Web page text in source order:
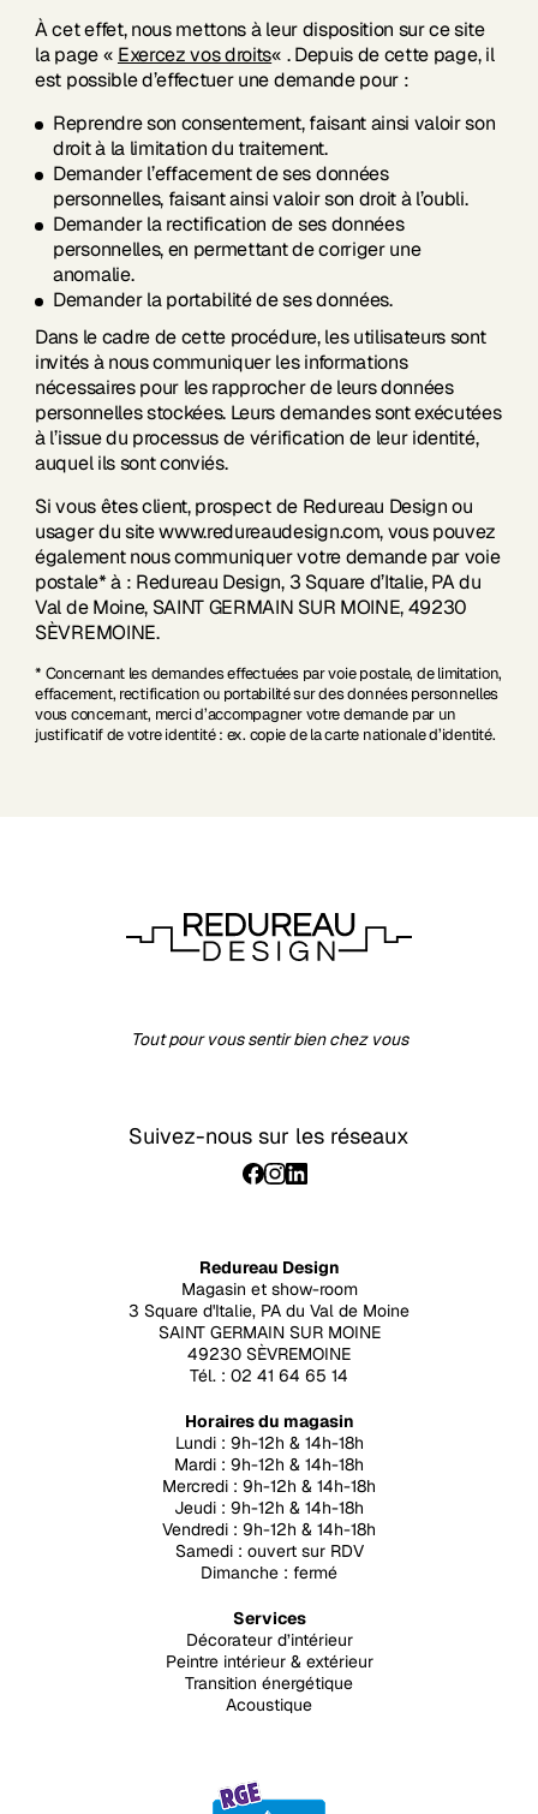
À cet effet, nous mettons à leur disposition sur ce site
la page « Exercez vos droits« . Depuis de cette page, il
est possible d’effectuer une demande pour :
Reprendre son consentement, faisant ainsi valoir son
droit à la limitation du traitement.
Demander l’effacement de ses données
personnelles, faisant ainsi valoir son droit à l’oubli.
Demander la rectification de ses données
personnelles, en permettant de corriger une
anomalie.
Demander la portabilité de ses données.
Dans le cadre de cette procédure, les utilisateurs sont
invités à nous communiquer les informations
nécessaires pour les rapprocher de leurs données
personnelles stockées. Leurs demandes sont exécutées
à l’issue du processus de vérification de leur identité,
auquel ils sont conviés.
Si vous êtes client, prospect de Redureau Design ou
usager du site www.redureaudesign.com, vous pouvez
également nous communiquer votre demande par voie
postale* à : Redureau Design, 3 Square d’Italie, PA du
Val de Moine, SAINT GERMAIN SUR MOINE, 49230
SÈVREMOINE.
* Concernant les demandes effectuées par voie postale, de limitation,
effacement, rectification ou portabilité sur des données personnelles
vous concernant, merci d’accompagner votre demande par un
justificatif de votre identité : ex. copie de la carte nationale d’identité.
Tout pour vous sentir bien chez vous
Suivez-nous sur les réseaux
Redureau Design
Magasin et show-room
3 Square d'Italie, PA du Val de Moine
SAINT GERMAIN SUR MOINE
49230 SÈVREMOINE
Tél. : 02 41 64 65 14
Horaires du magasin
Lundi : 9h-12h & 14h-18h
Mardi : 9h-12h & 14h-18h
Mercredi : 9h-12h & 14h-18h
Jeudi : 9h-12h & 14h-18h
Vendredi : 9h-12h & 14h-18h
Samedi : ouvert sur RDV
Dimanche : fermé
Services
Décorateur d’intérieur
Peintre intérieur & extérieur
Transition énergétique
Acoustique